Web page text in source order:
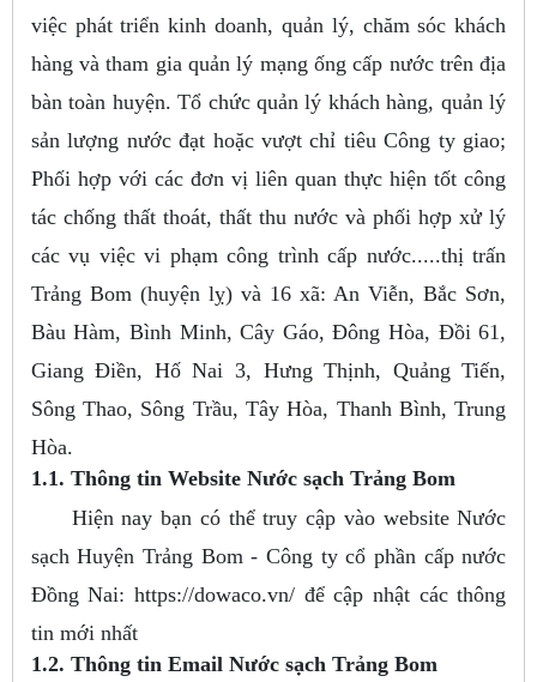
việc phát triển kinh doanh, quản lý, chăm sóc khách
hàng và tham gia quản lý mạng ống cấp nước trên địa
bàn toàn huyện. Tổ chức quản lý khách hàng, quản lý
sản lượng nước đạt hoặc vượt chỉ tiêu Công ty giao;
Phối hợp với các đơn vị liên quan thực hiện tốt công
tác chống thất thoát, thất thu nước và phối hợp xử lý
các vụ việc vi phạm công trình cấp nước.....thị trấn
Trảng Bom (huyện lỵ) và 16 xã: An Viễn, Bắc Sơn,
Bàu Hàm, Bình Minh, Cây Gáo, Đông Hòa, Đồi 61,
Giang Điền, Hố Nai 3, Hưng Thịnh, Quảng Tiến,
Sông Thao, Sông Trầu, Tây Hòa, Thanh Bình, Trung
Hòa.
1.1. Thông tin Website Nước sạch Trảng Bom
Hiện nay bạn có thể truy cập vào website Nước
sạch Huyện Trảng Bom - Công ty cổ phần cấp nước
Đồng Nai: https://dowaco.vn/ để cập nhật các thông
tin mới nhất
1.2. Thông tin Email Nước sạch Trảng Bom